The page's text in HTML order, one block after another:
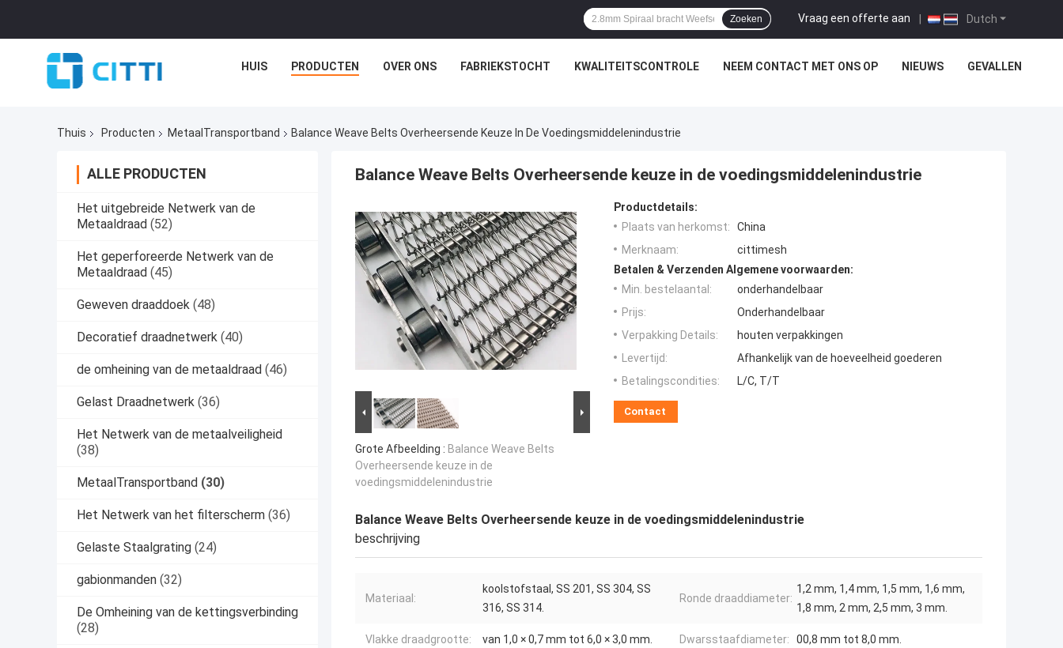
Dutch
Vraag een offerte aan |
Zoeken
HUIS PRODUCTEN OVER ONS FABRIEKSTOCHT KWALITEITSCONTROLE NEEM CONTACT MET ONS OP NIEUWS GEVALLEN
Thuis Producten MetaalTransportband Balance Weave Belts Overheersende Keuze In De Voedingsmiddelenindustrie
ALLE PRODUCTEN
Het uitgebreide Netwerk van de
Metaaldraad (52)
Het geperforeerde Netwerk van de
Metaaldraad (45)
Geweven draaddoek (48)
Decoratief draadnetwerk (40)
de omheining van de metaaldraad (46)
Gelast Draadnetwerk (36)
Het Netwerk van de metaalveiligheid
(38)
MetaalTransportband (30)
Het Netwerk van het filterscherm (36)
Gelaste Staalgrating (24)
gabionmanden (32)
De Omheining van de kettingsverbinding
(28)
Balance Weave Belts Overheersende keuze in de voedingsmiddelenindustrie
Grote Afbeelding : Balance Weave Belts
Overheersende keuze in de
voedingsmiddelenindustrie
Productdetails:
Plaats van herkomst:
China
Merknaam:
cittimesh
Betalen & Verzenden Algemene voorwaarden:
Min. bestelaantal:
onderhandelbaar
Prijs:
Onderhandelbaar
Verpakking Details:
houten verpakkingen
Levertijd:
Afhankelijk van de hoeveelheid goederen
Betalingscondities:
L/C, T/T
Contact
Balance Weave Belts Overheersende keuze in de voedingsmiddelenindustrie
beschrijving
Materiaal:
koolstofstaal, SS 201, SS 304, SS
316, SS 314.
Ronde draaddiameter:
1,2 mm, 1,4 mm, 1,5 mm, 1,6 mm,
1,8 mm, 2 mm, 2,5 mm, 3 mm.
Vlakke draadgrootte: van 1,0 × 0,7 mm tot 6,0 × 3,0 mm. Dwarsstaafdiameter: 00,8 mm tot 8,0 mm.